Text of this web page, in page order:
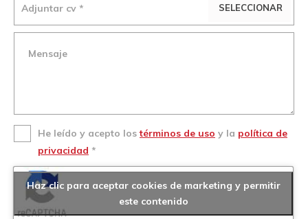
Adjuntar cv * SELECCIONAR
He leído y acepto lostérminos de uso y la política de
privacidad *
Haz clic para aceptar cookies de marketing y permitir
este contenido